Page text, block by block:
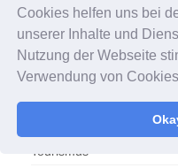
Cookies helfen uns bei
unserer Inhalte und
Nutzung der Webseite
Verwendung von
Stadtrat Magdeburg
Statistik
Statistisches Bundesamt
Tourismus